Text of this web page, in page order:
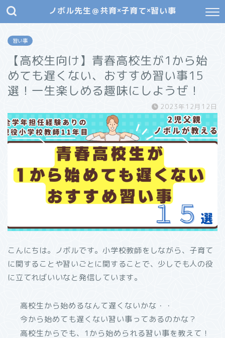
ノボル先生＠共育×子育て×習い事
習い事
【高校生向け】青春高校生が1から始
めても遅くない、おすすめ習い事15
選！一生楽しめる趣味にしようぜ！
2023年12月12日
こんにちは。ノボルです。小学校教師をしながら、子育て
に関することや習いごとに関することで、少しでも人の役
に立てればいいなと発信しています。
高校生から始めるなんて遅くないかな・・
今から始めても遅くない習い事ってあるのかな？
高校生からでも、1から始められる習い事を教えて！